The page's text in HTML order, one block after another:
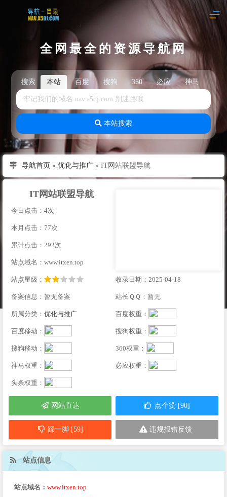
全网最全的资源导航网
搜索 本站 百度 搜狗 360 必应 神马 头
本站搜索
导航首页 » 优化与推广» IT网站联盟导航
IT网站联盟导航
今日点击：4次
本月点击：77次
累计点击：292次
站点域名：www.itxen.top
站点星级： 收录日期：2025-04-18
备案信息：暂无备案 站长ＱＱ：暂无
所属分类： 优化与推广 百度权重：
百度移动： 搜狗权重：
搜狗移动： 360权重：
神马权重： 必应权重：
头条权重：
网站直达 点个赞 [90]
踩一脚 [59] 违规报错反馈
站点信息
站点域名： www.itxen.top